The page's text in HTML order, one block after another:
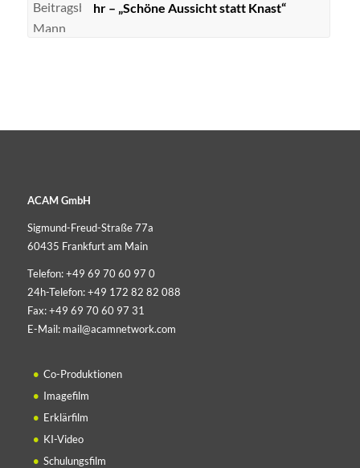
hr – „Schöne Aussicht statt Knast“
ACAM GmbH
Sigmund-Freud-Straße 77a
60435 Frankfurt am Main
Telefon:+49 69 70 60 97 0
24h-Telefon:+49 172 82 82 088
Fax:+49 69 70 60 97 31
E-Mail: mail@acamnetwork.com
Co-Produktionen
Imagefilm
Erklärfilm
KI-Video
Schulungsfilm